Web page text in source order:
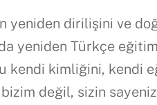
yeniden dirilişini ve
yeniden Türkçe eğitim
kendi kimliğini, kendi
değil, sizin